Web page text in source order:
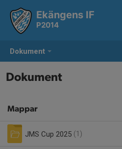
Dokument
Ekängens IF
P2014
Dokument
Mappar
JMS Cup 2025 (1)